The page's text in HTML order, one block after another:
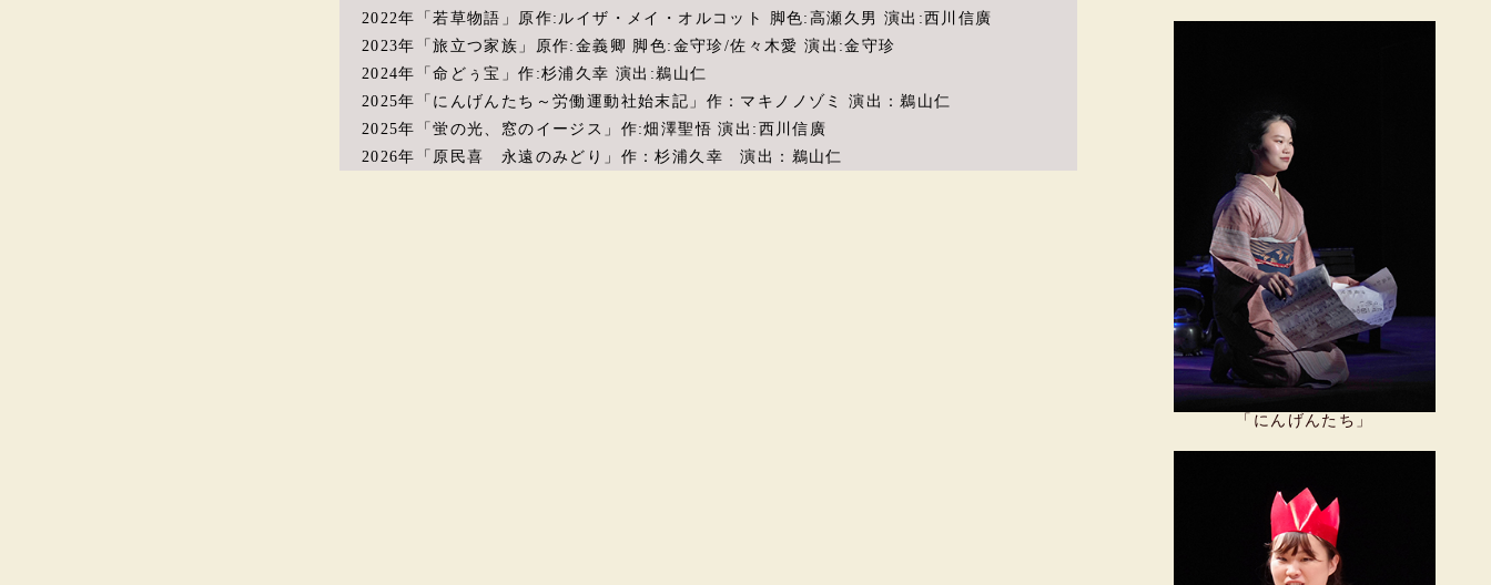
2022年「若草物語」原作:ルイザ・メイ・オルコット 脚色:高瀬久男 演出:西川信廣
2023年「旅立つ家族」原作:金義卿 脚色:金守珍/佐々木愛 演出:金守珍
2024年「命どぅ宝」作:杉浦久幸 演出:鵜山仁
2025年「にんげんたち～労働運動社始末記」作：マキノノゾミ 演出：鵜山仁
2025年「蛍の光、窓のイージス」作:畑澤聖悟 演出:西川信廣
2026年「原民喜 永遠のみどり」作：杉浦久幸 演出：鵜山仁
「にんげんたち」